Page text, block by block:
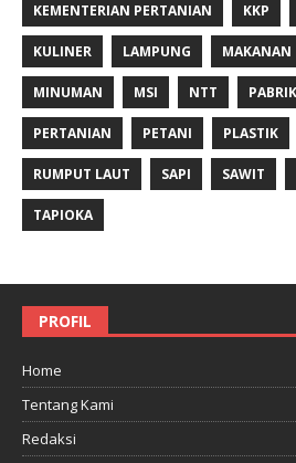
KEMENTERIAN PERTANIAN KKP
KULINER LAMPUNG MAKANAN
MINUMAN MSI NTT PABRIK
PERTANIAN PETANI PLASTIK
RUMPUT LAUT SAPI SAWIT
TAPIOKA
PROFIL
Home
Tentang Kami
Redaksi